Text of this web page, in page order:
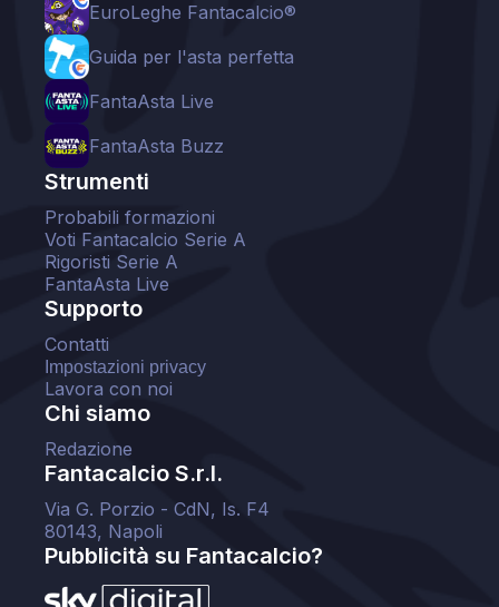
EuroLeghe Fantacalcio®
Guida per l'asta perfetta
FantaAsta Live
FantaAsta Buzz
Strumenti
Probabili formazioni
Voti Fantacalcio Serie A
Rigoristi Serie A
FantaAsta Live
Supporto
Contatti
Impostazioni privacy
Lavora con noi
Chi siamo
Redazione
Fantacalcio S.r.l.
Via G. Porzio - CdN, Is. F4
80143, Napoli
Pubblicità su Fantacalcio?